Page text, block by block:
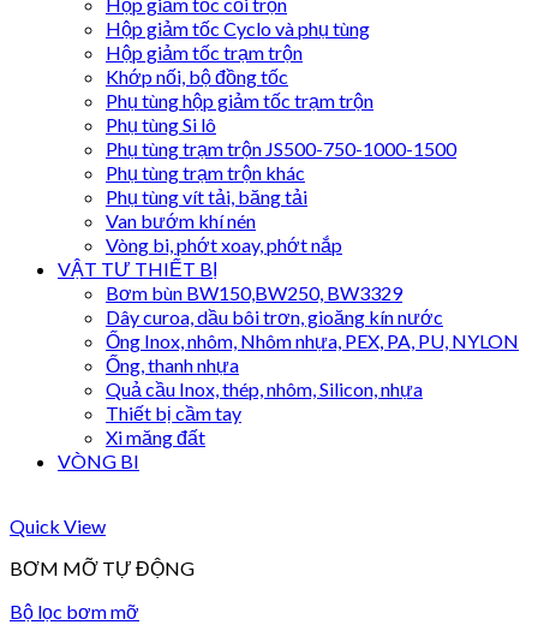
Hộp giảm tốc Cyclo và phụ tùng
Hộp giảm tốc trạm trộn
Khớp nối, bộ đồng tốc
Phụ tùng hộp giảm tốc trạm trộn
Phụ tùng Si lô
Phụ tùng trạm trộn JS500-750-1000-1500
Phụ tùng trạm trộn khác
Phụ tùng vít tải, băng tải
Van bướm khí nén
Vòng bi, phớt xoay, phớt nắp
VẬT TƯ THIẾT BỊ
Bơm bùn BW150,BW250, BW3329
Dây curoa, dầu bôi trơn, gioăng kín nước
Ống Inox, nhôm, Nhôm nhựa, PEX, PA, PU, NYLON
Ống, thanh nhựa
Quả cầu Inox, thép, nhôm, Silicon, nhựa
Thiết bị cầm tay
Xi măng đất
VÒNG BI
Quick View
BƠM MỠ TỰ ĐỘNG
Bộ lọc bơm mỡ